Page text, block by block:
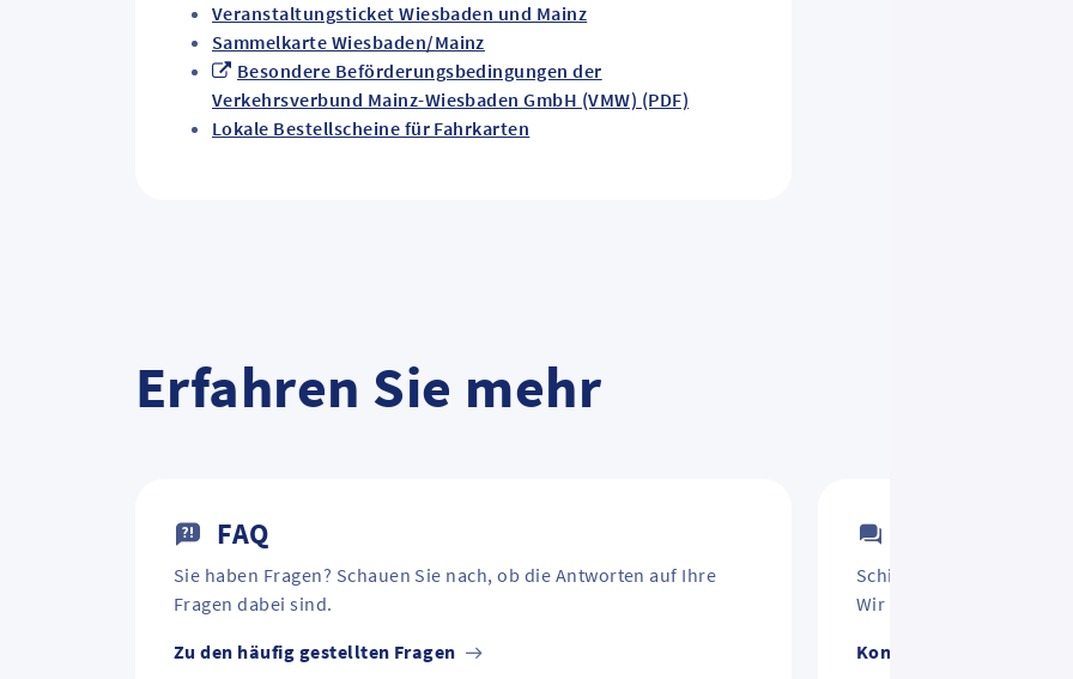
Veranstaltungsticket Wiesbaden und Mainz
Sammelkarte Wiesbaden/Mainz
Besondere Beförderungsbedingungen der
Verkehrsverbund Mainz-Wiesbaden GmbH (VMW) (PDF)
Lokale Bestellscheine für Fahrkarten
Erfahren Sie mehr
FAQ
Sie haben Fragen? Schauen Sie nach, ob die Antworten auf Ihre
Fragen dabei sind.
Zu den häufig gestellten Fragen
Schirm vergessen?
Wir helfen weiter.
Kontakt zum RMV